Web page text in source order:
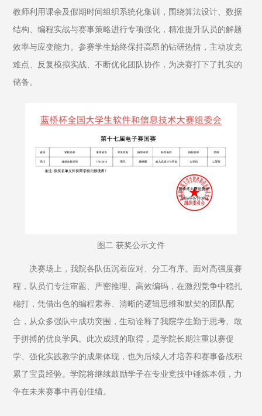
教师利用课余及假期时间组织系统化集训，围绕算法设计、数据
结构、编程实战与赛事策略进行专项强化，精准提升队员的解题
效率与应变能力。参赛学生始终保持高昂的钻研热情，主动攻克
难点、反复模拟实战、不断优化团队协作，为决赛打下了扎实的
储备。
图二 获奖公示文件
决赛场上，我院各队伍沉着应对、分工有序。面对高强度赛
程，队员们专注审题、严密推理、高效编码，在激烈竞争中稳扎
稳打，凭借出色的编程素养、清晰的逻辑思维和默契的团队配
合，从众多强队中成功突围，生动诠释了我院学生勤于思考、敢
于拼搏的优良学风。此次成绩的取得，是学院长期注重以赛促
学、强化实践教学的成果体现，也为后续人才培养和赛事备战积
累了宝贵经验。学院将继续鼓励学子在专业竞技中锤炼本领，力
争在未来赛事中再创佳绩。